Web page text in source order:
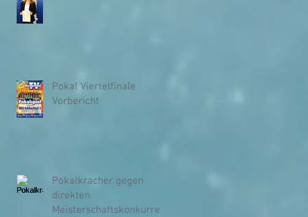
Pokal Viertelfinale
Vorbericht
Pokalkracher gegen
direkten
Meisterschaftskonkurren